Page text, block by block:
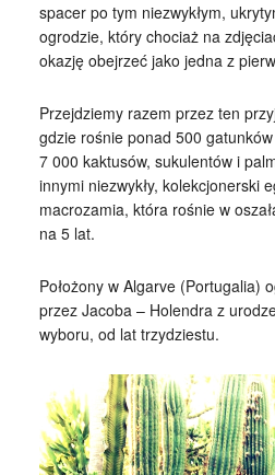
spacer po tym niezwykłym,
ogrodzie, który chociaż na
okazję obejrzeć jako jedna z
Przejdziemy razem przez ten
gdzie rośnie ponad 500
7 000 kaktusów, sukulentów i
innymi niezwykły, kolekcjonerski
macrozamia, która rośnie w
na 5 lat.
Położony w Algarve (Portugalia)
przez Jacoba – Holendra z
wyboru, od lat trzydziestu.